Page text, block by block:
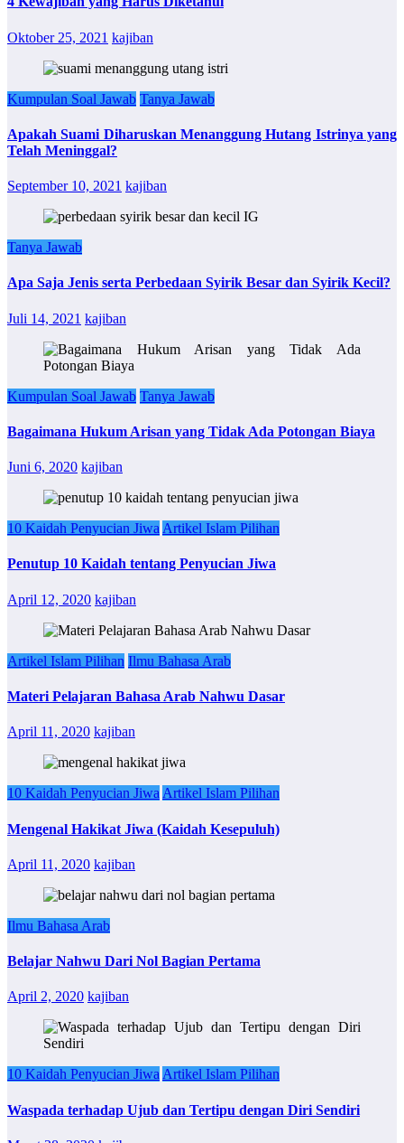
Oktober 25, 2021 kajiban
Kumpulan Soal Jawab Tanya Jawab
Apakah Suami Diharuskan Menanggung Hutang Istrinya yang
Telah Meninggal?
September 10, 2021 kajiban
Tanya Jawab
Apa Saja Jenis serta Perbedaan Syirik Besar dan Syirik Kecil?
Juli 14, 2021 kajiban
Kumpulan Soal Jawab Tanya Jawab
Bagaimana Hukum Arisan yang Tidak Ada Potongan Biaya
Juni 6, 2020 kajiban
10 Kaidah Penyucian Jiwa Artikel Islam Pilihan
Penutup 10 Kaidah tentang Penyucian Jiwa
April 12, 2020 kajiban
Artikel Islam Pilihan Ilmu Bahasa Arab
Materi Pelajaran Bahasa Arab Nahwu Dasar
April 11, 2020 kajiban
10 Kaidah Penyucian Jiwa Artikel Islam Pilihan
Mengenal Hakikat Jiwa (Kaidah Kesepuluh)
April 11, 2020 kajiban
Ilmu Bahasa Arab
Belajar Nahwu Dari Nol Bagian Pertama
April 2, 2020 kajiban
10 Kaidah Penyucian Jiwa Artikel Islam Pilihan
Waspada terhadap Ujub dan Tertipu dengan Diri Sendiri